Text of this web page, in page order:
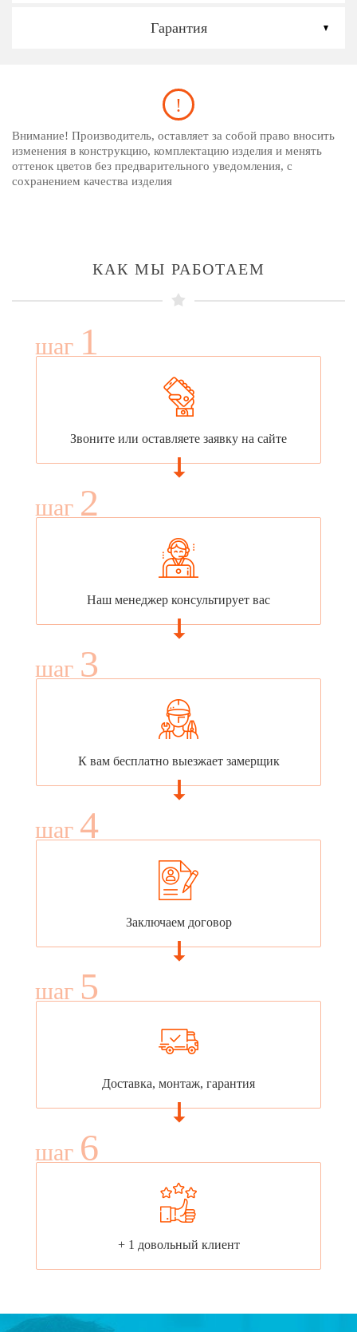
Гарантия
Внимание! Производитель, оставляет за собой право вносить
изменения в конструкцию, комплектацию изделия и менять
оттенок цветов без предварительного уведомления, с
сохранением качества изделия
КАК МЫ РАБОТАЕМ
шаг 1
Звоните или оставляете заявку на сайте
шаг 2
Наш менеджер консультирует вас
шаг 3
К вам бесплатно выезжает замерщик
шаг 4
Заключаем договор
шаг 5
Доставка, монтаж, гарантия
шаг 6
+ 1 довольный клиент